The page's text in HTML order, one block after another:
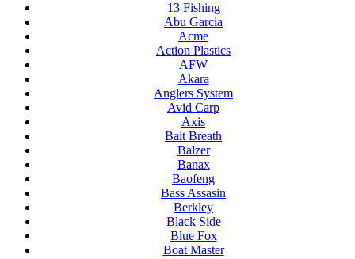
13 Fishing
Abu Garcia
Acme
Action Plastics
AFW
Akara
Anglers System
Avid Carp
Axis
Bait Breath
Balzer
Banax
Baofeng
Bass Assasin
Berkley
Black Side
Blue Fox
Boat Master